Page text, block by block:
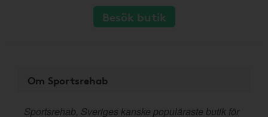
Besök butik
Om Sportsrehab
Sportsrehab, Sveriges kanske populäraste butik för